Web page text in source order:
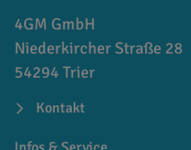
4GM GmbH
Niederkircher Straße 28
54294 Trier
Kontakt